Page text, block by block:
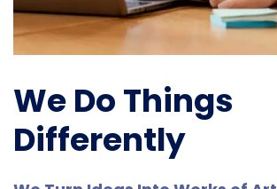
We Do Things
Differently